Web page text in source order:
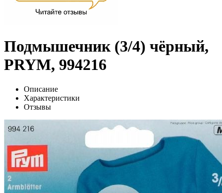
Подмышечник (3/4) чёрный,
PRYM, 994216
Описание
Характеристики
Отзывы